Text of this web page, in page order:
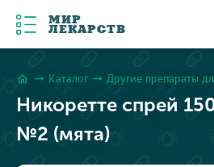
МИР
ЛЕКАРСТВ
home arrow_right_alt Каталог arrow_right_alt Другие препараты
Никоретте спрей
№2 (мята)